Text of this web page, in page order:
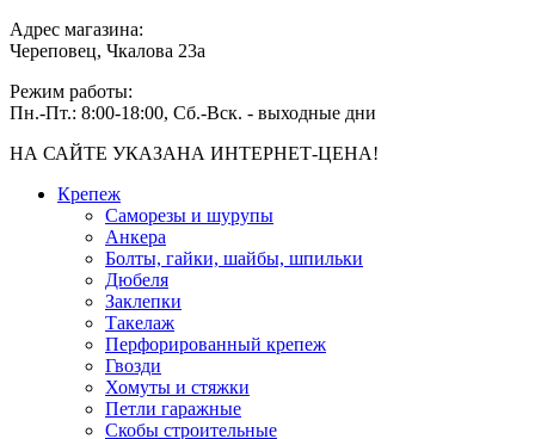
Адрес магазина:
Череповец, Чкалова 23а
Режим работы:
Пн.-Пт.: 8:00-18:00, Сб.-Вск. - выходные дни
НА САЙТЕ УКАЗАНА ИНТЕРНЕТ-ЦЕНА!
Крепеж
Саморезы и шурупы
Анкера
Болты, гайки, шайбы, шпильки
Дюбеля
Заклепки
Такелаж
Перфорированный крепеж
Гвозди
Хомуты и стяжки
Петли гаражные
Скобы строительные